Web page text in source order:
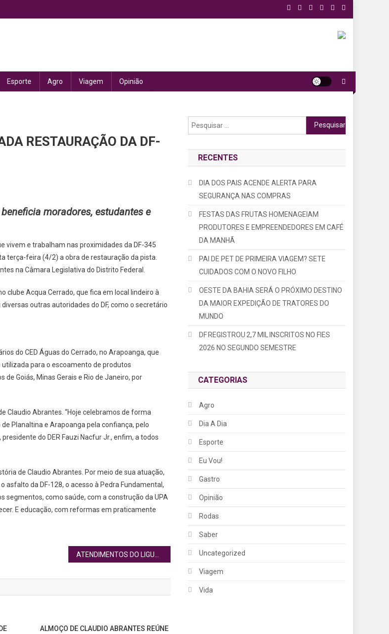
Esporte Agro Viagem Opinião
RESTAURAÇÃO DA DF-
moradores, estudantes e
vivem e trabalham nas proximidades da DF-345
terça-feira (4/2) a obra de restauração da pista.
na Câmara Legislativa do Distrito Federal.
clube Acqua Cerrado, que fica em local lindeiro à
outras autoridades do DF, como o secretário
do CED Águas do Cerrado, no Arapoanga, que
para o escoamento de produtos
Goiás, Minas Gerais e Rio de Janeiro, por
Claudio Abrantes. “Hoje celebramos de forma
Planaltina e Arapoanga pela confiança, pelo
do DER Fauzi Nacfur Jr., enfim, a todos
de Claudio Abrantes. Por meio de sua atuação,
asfalto da DF-128, o acesso à Pedra Fundamental,
segmentos, como saúde, com a construção da UPA
E educação, com reformas em praticamente
ALMOÇO DE CLAUDIO ABRANTES REÚNE
Pesquisar
por:
RECENTES
DIA DOS PAIS ACENDE ALERTA PARA
SEGURANÇA NAS COMPRAS
FESTAS DAS FRUTAS HOMENAGEIAM
PRODUTORES E EMPREENDEDORES EM CAFÉ
DA MANHÃ
PAI DE PET DE PRIMEIRA VIAGEM? SETE
CUIDADOS COM O NOVO FILHO
OESTE DA BAHIA SERÁ O PRÓXIMO DESTINO
DA MAIOR EXPEDIÇÃO DE TRATORES DO
MUNDO
DF REGISTROU 2,7 MIL INSCRITOS NO FIES
2026 NO SEGUNDO SEMESTRE
CATEGORIAS
Agro
Dia A Dia
Esporte
Eu Vou!
Gastro
Opinião
Rodas
Saber
Uncategorized
Viagem
Vida